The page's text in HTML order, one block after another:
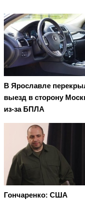
В Ярославле
выезд в сторону
из-за БПЛА
Гончаренко: США